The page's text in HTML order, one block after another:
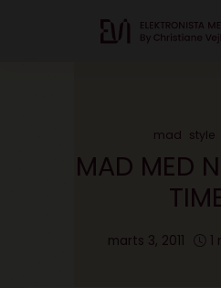
mad style
MAD MED
marts 3, 2011